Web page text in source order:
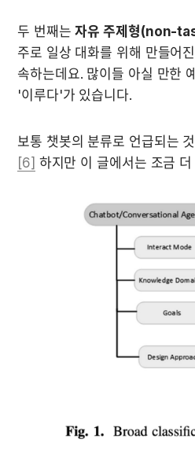
두 번째는 자유 주제형(non-
주로 일상 대화를 위해 만들어
속하는데요. 많이들 아실 만한
'이루다'가 있습니다.
보통 챗봇의 분류로 언급되는
[6] 하지만 이 글에서는 조금